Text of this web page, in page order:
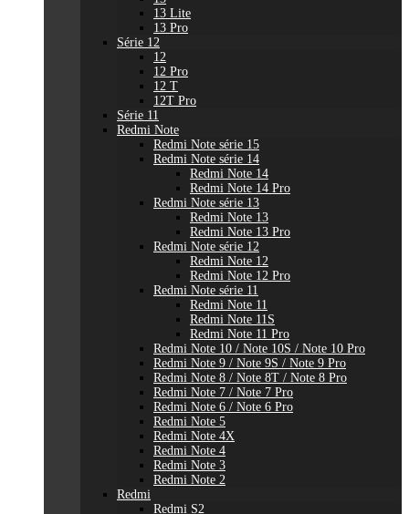
13 Lite
13 Pro
Série 12
12
12 Pro
12 T
12T Pro
Série 11
Redmi Note
Redmi Note série 15
Redmi Note série 14
Redmi Note 14
Redmi Note 14 Pro
Redmi Note série 13
Redmi Note 13
Redmi Note 13 Pro
Redmi Note série 12
Redmi Note 12
Redmi Note 12 Pro
Redmi Note série 11
Redmi Note 11
Redmi Note 11S
Redmi Note 11 Pro
Redmi Note 10 / Note 10S / Note 10 Pro
Redmi Note 9 / Note 9S / Note 9 Pro
Redmi Note 8 / Note 8T / Note 8 Pro
Redmi Note 7 / Note 7 Pro
Redmi Note 6 / Note 6 Pro
Redmi Note 5
Redmi Note 4X
Redmi Note 4
Redmi Note 3
Redmi Note 2
Redmi
Redmi S2